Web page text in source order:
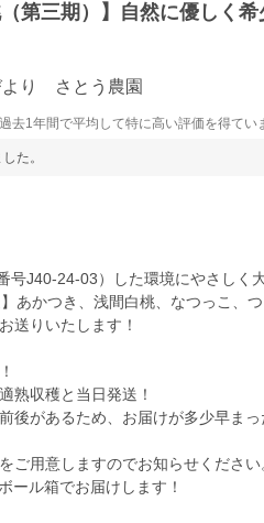
第三期）】自然に優しく
より さとう農園
去1年間で平均して特に高い評価を得てい
た。
号J40-24-03）した環境にやさしく
あかつき、浅間白桃、なつっこ、
送りいたします！
熟収穫と当日発送！
後があるため、お届けが多少早ま
用意しますのでお知らせください
ール箱でお届けします！